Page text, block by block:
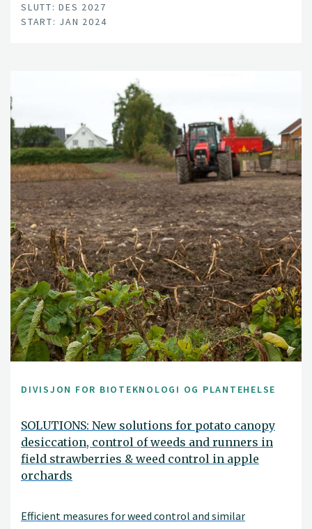
SLUTT: DES 2027
START: JAN 2024
DIVISJON FOR BIOTEKNOLOGI OG PLANTEHELSE
SOLUTIONS: New solutions for potato canopy
desiccation, control of weeds and runners in
field strawberries & weed control in apple
orchards
Efficient measures for weed control and similar